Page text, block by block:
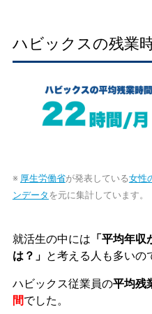
ハビックスの残業
※ 厚生労働省が発表している女性
ンデータ を元に集計しています。
就活生の中には 「平均年
は？」 と考える人も多いの
ハビックス従業員の平均残
間でした。